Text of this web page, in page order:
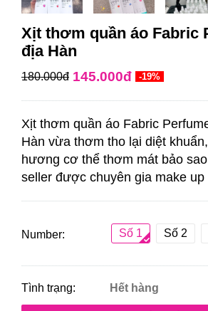
Xịt thơm quần áo Fabric
địa Hàn
180.000đ 145.000đ -19%
Xịt thơm quần áo Fabric
Hàn vừa thơm tho lại diệt
hương cơ thể thơm mát bảo
seller được chuyên gia make up
Number: Số 1 Số 2
Tình trạng: Hết hàng